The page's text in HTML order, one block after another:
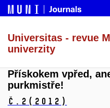
Universitas - revue
univerzity
Přískokem vpřed,
purkmistře!
č.2 (2012)